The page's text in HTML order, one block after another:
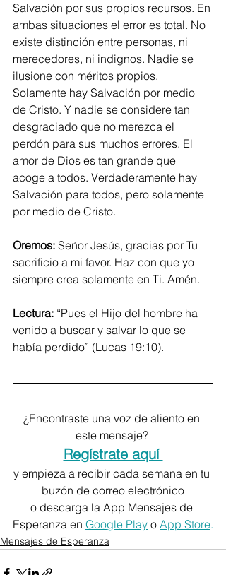
Salvación por sus propios recursos. En
ambas situaciones el error es total. No
existe distinción entre personas, ni
merecedores, ni indignos. Nadie se
ilusione con méritos propios.
Solamente hay Salvación por medio
de Cristo. Y nadie se considere tan
desgraciado que no merezca el
perdón para sus muchos errores. El
amor de Dios es tan grande que
acoge a todos. Verdaderamente hay
Salvación para todos, pero solamente
por medio de Cristo.
Oremos: Señor Jesús, gracias por Tu
sacrificio a mi favor. Haz con que yo
siempre crea solamente en Ti. Amén.
Lectura: “Pues el Hijo del hombre ha
venido a buscar y salvar lo que se
había perdido” (Lucas 19:10).
¿Encontraste una voz de aliento en
este mensaje?
Regístrate aquí
y empieza a recibir cada semana en tu
buzón de correo electrónico
o descarga la App Mensajes de
Esperanza en Google Play o App Store.
Mensajes de Esperanza